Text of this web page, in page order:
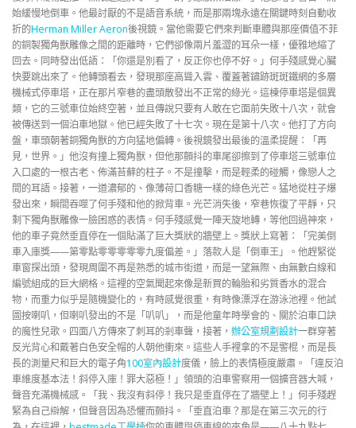
始緩慢地倒車。他最討厭的不是語音系統，而是那兩塊永遠在關鍵時刻自動收
折的Herman Miller Aeron後視鏡。當他需要它們來判斷車體與那座價值不菲
的銅製獨角獸雕像之間的距離時，它們卻像兩片羞澀的耳朵一樣，優雅地縮了
回去。同時發出低語：「你還是別看了，反正你也停不好。」何手殘感覺心臟
快要跳出來了。他轉頭看去，發現那座高聳入雲、覆蓋著鏽跡斑斑鐵網的多層
機械式停車塔，正在那片窄巷的盡頭散發出不正常的綠光。這棟停車塔是個異
類，它的三號車位始終空著，並且傳說只要有人敢在它面前失敗十八次，就會
被傳送到一個泊車地獄。他已經失敗了十七次。現在是第十八次。他打了方向
盤，車頭朝著銅獨角獸的方向猛地偏轉。後視鏡發出最後的溫柔提醒：「再
見，世界。」他沒有撞上獨角獸，但他那顫抖的車尾卻擦到了停車塔三號車位
入口處的一根古老、佈滿苔蘚的柱子。不是撞擊，而是輕柔的碰觸，像戀人之
間的耳語。接著，一道濃郁的、像薄荷口香糖一樣的綠色光芒。猛地從柱子爆
發出來，瞬間吞噬了何手殘和他的掀背車。光芒消失後，窄巷恢復了平靜，只
剩下獨角獸雕像一臉困惑的表情。何手殘感覺一陣天旋地轉，等他回過神來，
他的車子竟然垂直停在一個貼滿了巨大獎狀的牆壁上。獎狀上寫著：「完美倒
車入庫獎——第零點零零零零零九度偏差。」落款人是「倒車王」。他趕緊從
車窗探出頭，發現周圍不再是熟悉的城市街道，而是一望無際、由無數白線和
編號組成的巨大網格。這裡的空氣聞起來像是新買的輪胎和劣質香水的混合
物，而重力似乎是隨機變化的，有時感覺很重，有時像漂浮在游泳池裡。他試
圖按喇叭，但喇叭發出的不是「叭叭」，而是他童年時學會的、關於泊車口訣
的魔性兒歌。四面八方傳來了刺耳的剎車聲，接著， 辦公室規劃設計一群穿著
反光背心和戴著白色安全帽的人朝他衝來。這些人手裡拿的不是警棍，而是長
長的測量尺和巨大的電子角100室內設計度儀，臉上的表情極度嚴肅。「違反泊
車維度基本法！斜停入庫！罪大惡極！」領頭的泊車警察用一個擴音器大喊，
聲音充滿機械感。「我、我沒有斜停！我只是垂直停在了牆壁上！」何手殘趕
緊為自己辯解，但聲音因為恐懼而顫抖。「垂直泊車？那是在第三次元的行